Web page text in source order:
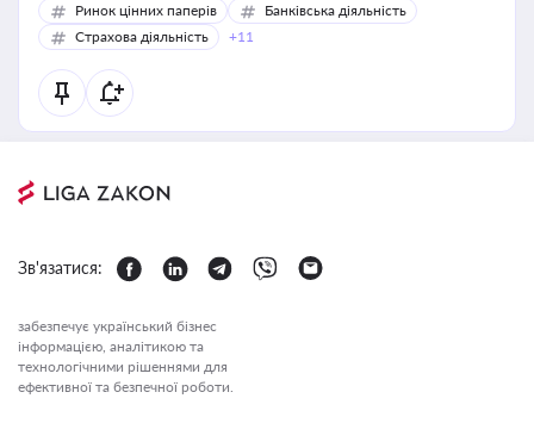
Ринок цінних паперів
Банківська діяльність
Страхова діяльність
+11
Зв'язатися:
забезпечує український бізнес
інформацією, аналітикою та
технологічними рішеннями для
ефективної та безпечної роботи.